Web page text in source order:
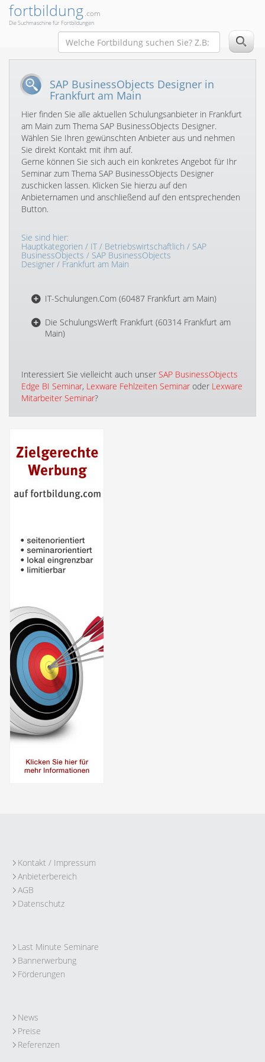
fortbildung.com
Die Suchmaschine für Fortbildungen
SAP BusinessObjects Designer in
Frankfurt am Main
Hier finden Sie alle aktuellen Schulungsanbieter in Frankfurt
am Main zum Thema SAP BusinessObjects Designer.
Wählen Sie Ihren gewünschten Anbieter aus und nehmen
Sie direkt Kontakt mit ihm auf.
Gerne können Sie sich auch ein konkretes Angebot für Ihr
Seminar zum Thema SAP BusinessObjects Designer
zuschicken lassen. Klicken Sie hierzu auf den
Anbieternamen und anschließend auf den entsprechenden
Button.
Sie sind hier:
Hauptkategorien / IT/ Betriebswirtschaftlich / SAP
BusinessObjects / SAP BusinessObjects
Designer / Frankfurt am Main
IT-Schulungen.Com (60487 Frankfurt am Main)
Die SchulungsWerft Frankfurt (60314 Frankfurt am
Main)
Interessiert Sie vielleicht auch unser SAP BusinessObjects
Edge BI Seminar, Lexware Fehlzeiten Seminar oder Lexware
Mitarbeiter Seminar?
Kontakt / Impressum
Anbieterbereich
AGB
Datenschutz
Last Minute Seminare
Bannerwerbung
Förderungen
News
Preise
Referenzen